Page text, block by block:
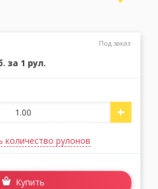
Под заказ
за 1 рул.
+
количество рулонов
Купить